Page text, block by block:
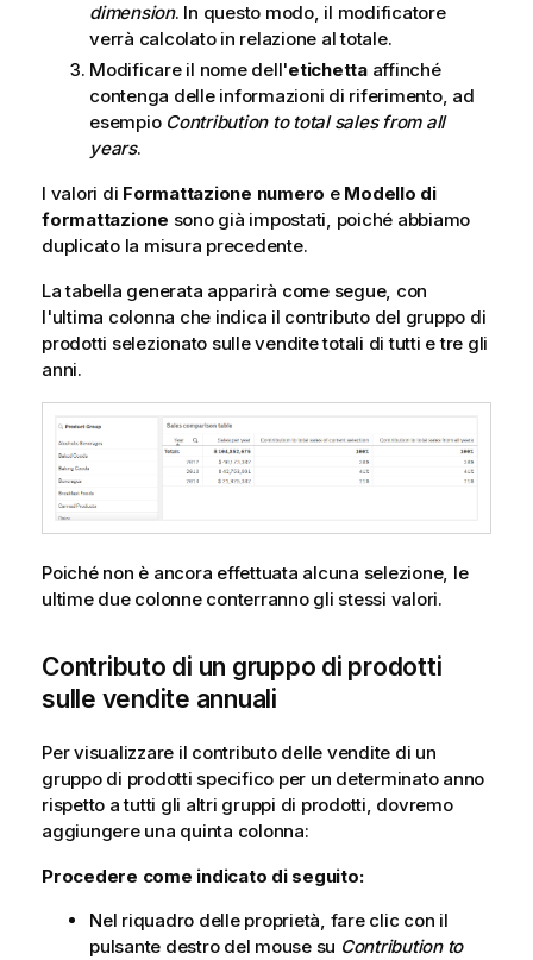
dimension. In questo modo, il modificatore
verrà calcolato in relazione al totale.
Modificare il nome dell'etichettaaffinché
contenga delle informazioni di riferimento, ad
esempio Contribution to total sales from all
years.
I valori di Formattazione numero e Modello di
formattazione sono già impostati, poiché abbiamo
duplicato la misura precedente.
La tabella generata apparirà come segue, con
l'ultima colonna che indica il contributo del gruppo di
prodotti selezionato sulle vendite totali di tutti e tre gli
anni.
Poiché non è ancora effettuata alcuna selezione, le
ultime due colonne conterranno gli stessi valori.
Contributo di un gruppo di prodotti
sulle vendite annuali
Per visualizzare il contributo delle vendite di un
gruppo di prodotti specifico per un determinato anno
rispetto a tutti gli altri gruppi di prodotti, dovremo
aggiungere una quinta colonna:
Procedere come indicato di seguito:
Nel riquadro delle proprietà, fare clic con il
pulsante destro del mouse su Contribution to